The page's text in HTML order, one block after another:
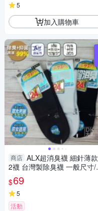
5
加入購物車
商店 ALX超消臭襪 細針薄
2襪 台灣製除臭襪 一般尺寸/
大尺寸【DK大王】
$69
5
活動